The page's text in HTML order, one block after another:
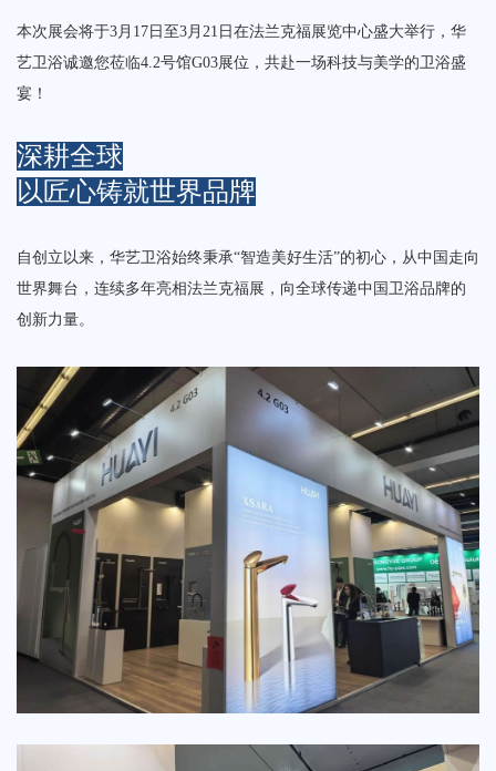
本次展会将于‌3月17日至3月21日‌在法兰克福展览中心盛大举行，华
艺卫浴诚邀您莅临‌4.2号馆G03展位‌，共赴一场科技与美学的卫浴盛
宴！
深耕全球
以匠心铸就世界品牌
自创立以来，华艺卫浴始终秉承“智造美好生活”的初心，从中国走向
世界舞台，连续多年亮相法兰克福展，向全球传递中国卫浴品牌的
创新力量。